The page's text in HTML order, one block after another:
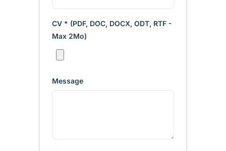
CV * (PDF, DOC, DOCX, ODT, RTF -
Max 2Mo)
Message